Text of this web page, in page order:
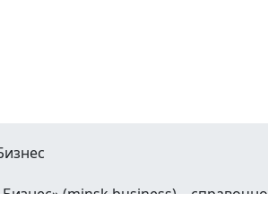
(minsk.business) –